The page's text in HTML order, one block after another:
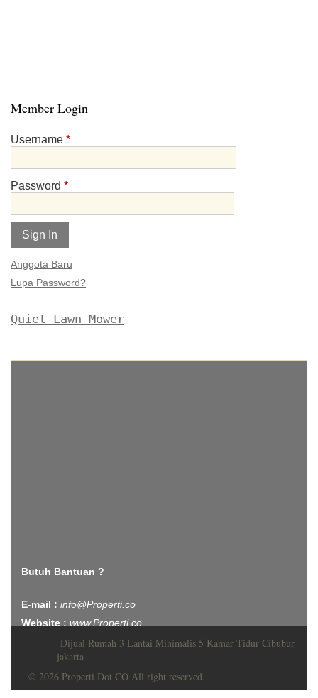
Member Login
Username *
Password *
Anggota Baru
Lupa Password?
Quiet Lawn Mower
Butuh Bantuan ?
E-mail : info@Properti.co
Website : www.Properti.co
Dijual Rumah 3 Lantai Minimalis 5 Kamar Tidur Cibubur
jakarta
© 2026 Properti Dot CO All right reserved.